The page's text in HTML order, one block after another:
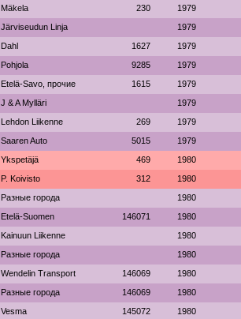
Mäkela 230 1979
Järviseudun Linja 1979
Dahl 1627 1979
Pohjola 9285 1979
Etelä-Savo, прочие 1615 1979
J & A Mylläri 1979
Lehdon Liikenne 269 1979
Saaren Auto 5015 1979
Ykspetäjä 469 1980
P. Koivisto 312 1980
Разные города 1980
Etelä-Suomen 146071 1980
Kainuun Liikenne 1980
Разные города 1980
Wendelin Transport 146069 1980
Разные города 146069 1980
Vesma 145072 1980